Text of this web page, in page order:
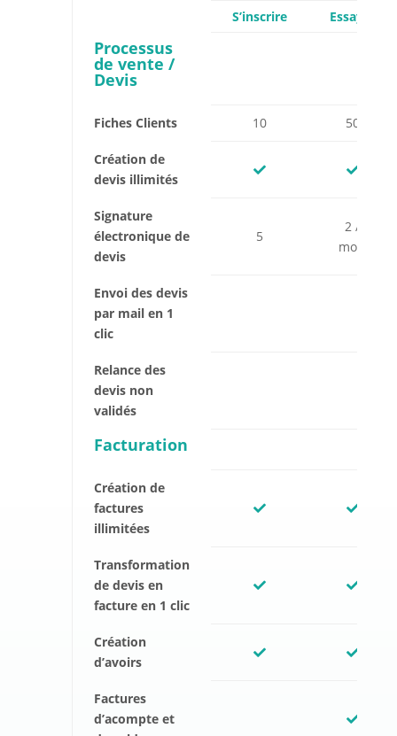
S’inscrire Essayer
Processus
de vente /
Devis
Fiches Clients 10 50
Création de
devis illimités
Signature
électronique de
devis
5
2 /
mois
Envoi des devis
par mail en 1
clic
Relance des
devis non
validés
Facturation
Création de
factures
illimitées
Transformation
de devis en
facture en 1 clic
Création
d’avoirs
Factures
d’acompte et